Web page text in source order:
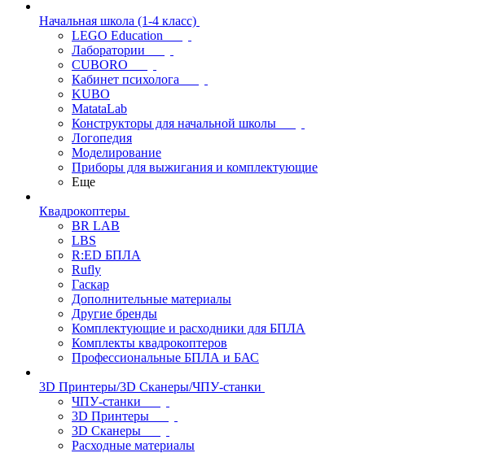
Начальная школа (1-4 класс)
LEGO Education
Лаборатории
CUBORO
Кабинет психолога
KUBO
MatataLab
Конструкторы для начальной школы
Логопедия
Моделирование
Приборы для выжигания и комплектующие
Еще
Квадрокоптеры
BR LAB
LBS
R:ED БПЛА
Rufly
Гаскар
Дополнительные материалы
Другие бренды
Комплектующие и расходники для БПЛА
Комплекты квадрокоптеров
Профессиональные БПЛА и БАС
3D Принтеры/3D Сканеры/ЧПУ-станки
ЧПУ-станки
3D Принтеры
3D Сканеры
Расходные материалы